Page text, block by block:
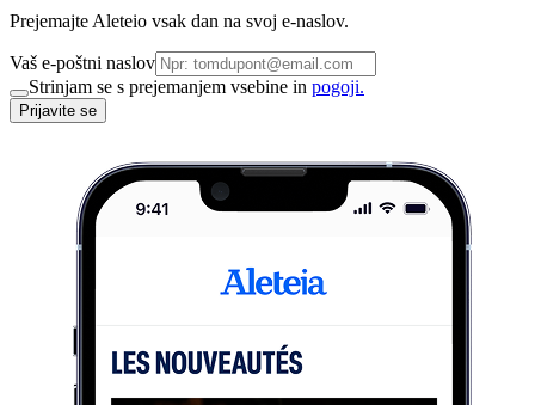
Prejemajte Aleteio vsak dan na svoj e-naslov.
Vaš e-poštni naslov
Strinjam se s prejemanjem vsebine in pogoji.
Prijavite se